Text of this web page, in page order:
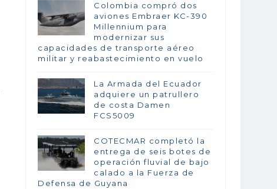
Colombia compró dos
aviones Embraer KC-390
Millennium para
modernizar sus
capacidades de transporte aéreo
militar y reabastecimiento en vuelo
La Armada del Ecuador
adquiere un patrullero
de costa Damen
FCS5009
COTECMAR completó la
entrega de seis botes de
operación fluvial de bajo
calado a la Fuerza de
Defensa de Guyana